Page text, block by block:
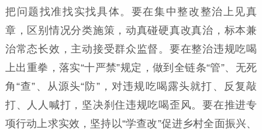
把问题找准找实找具体。要在集中整改整治上见真
章，区别情况分类施策，动真碰硬真改真治，标本兼
治常态长效，主动接受群众监督。要在整治违规吃喝
上出重拳，落实“十严禁”规定，做到全链条“管”、无死
角“查”、从源头“防”，对违规吃喝露头就打、反复敲
打、人人喊打，坚决刹住违规吃喝歪风。要在推进专
项行动上求实效，坚持以“学查改”促进乡村全面振兴、